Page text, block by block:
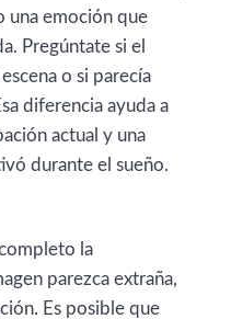
una emoción que
Pregúntate si el
o si parecía
diferencia ayuda a
actual y una
durante el sueño.
la
parezca extraña,
Es posible que